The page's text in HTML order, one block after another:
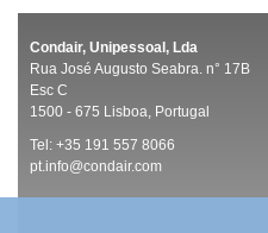
Condair, Unipessoal, Lda
Rua José Augusto Seabra. n° 17B
Esc C
1500 - 675 Lisboa, Portugal
Tel: +35 191 557 8066
pt.info@condair.com